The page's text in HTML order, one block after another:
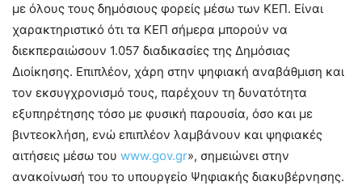
με όλους τους δημόσιους φορείς μέσω των ΚΕΠ. Είναι
χαρακτηριστικό ότι τα ΚΕΠ σήμερα μπορούν να
διεκπεραιώσουν 1.057 διαδικασίες της Δημόσιας
Διοίκησης. Επιπλέον, χάρη στην ψηφιακή αναβάθμιση και
τον εκσυγχρονισμό τους, παρέχουν τη δυνατότητα
εξυπηρέτησης τόσο με φυσική παρουσία, όσο και με
βιντεοκλήση, ενώ επιπλέον λαμβάνουν και ψηφιακές
αιτήσεις μέσω του www.gov.gr», σημειώνει στην
ανακοίνωσή του το υπουργείο Ψηφιακής διακυβέρνησης.